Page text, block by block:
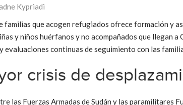
Kypriadi
familias que acogen refugiados ofrece formación y
y niños huérfanos y no acompañados que llegan
evaluaciones continuas de seguimiento con las
crisis de
las Fuerzas Armadas de Sudán y las paramilitares